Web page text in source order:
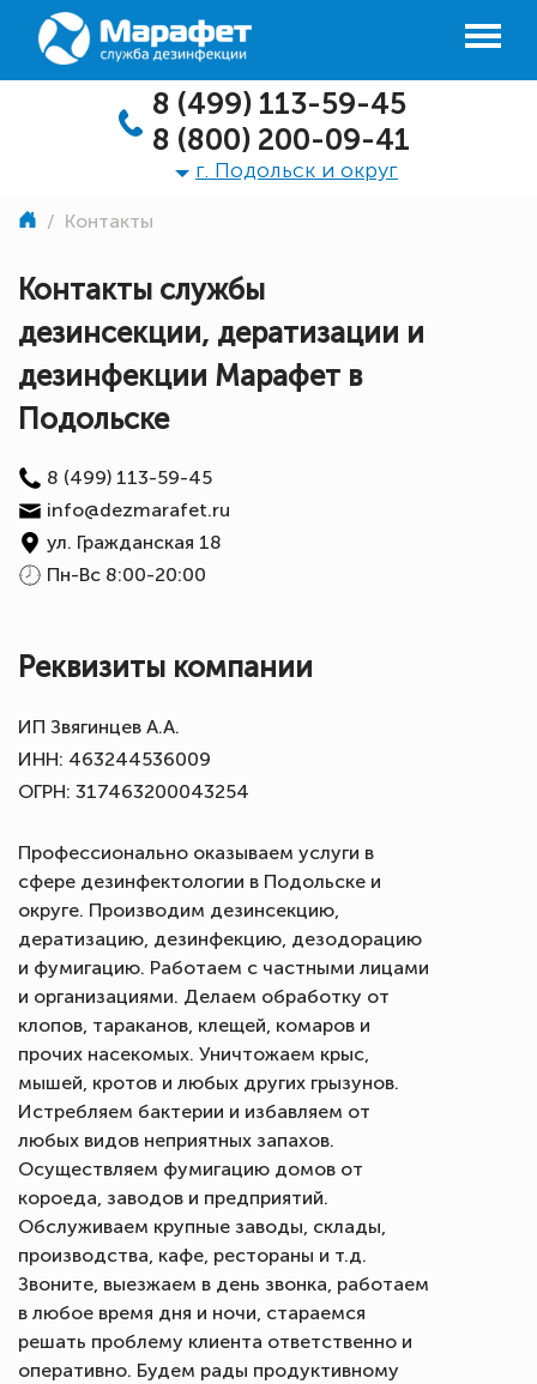
8 (499) 113-59-45
8 (800) 200-09-41
г. Подольск и округ
/ Контакты
Контакты службы
дезинсекции, дератизации и
дезинфекции Марафет в
Подольске
8 (499) 113-59-45
info@dezmarafet.ru
ул. Гражданская 18
Пн-Вс 8:00-20:00
Реквизиты компании
ИП Звягинцев А.А.
ИНН: 463244536009
ОГРН: 317463200043254
Профессионально оказываем услуги в
сфере дезинфектологии в Подольске и
округе. Производим дезинсекцию,
дератизацию, дезинфекцию, дезодорацию
и фумигацию. Работаем с частными лицами
и организациями. Делаем обработку от
клопов, тараканов, клещей, комаров и
прочих насекомых. Уничтожаем крыс,
мышей, кротов и любых других грызунов.
Истребляем бактерии и избавляем от
любых видов неприятных запахов.
Осуществляем фумигацию домов от
короеда, заводов и предприятий.
Обслуживаем крупные заводы, склады,
производства, кафе, рестораны и т.д.
Звоните, выезжаем в день звонка, работаем
в любое время дня и ночи, стараемся
решать проблему клиента ответственно и
оперативно. Будем рады продуктивному